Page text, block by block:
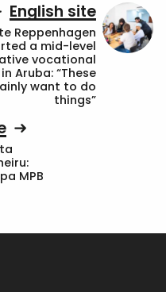
English site
Reppenhagen
a mid-level
vocational
Aruba: “These
want to do
things”
MPB